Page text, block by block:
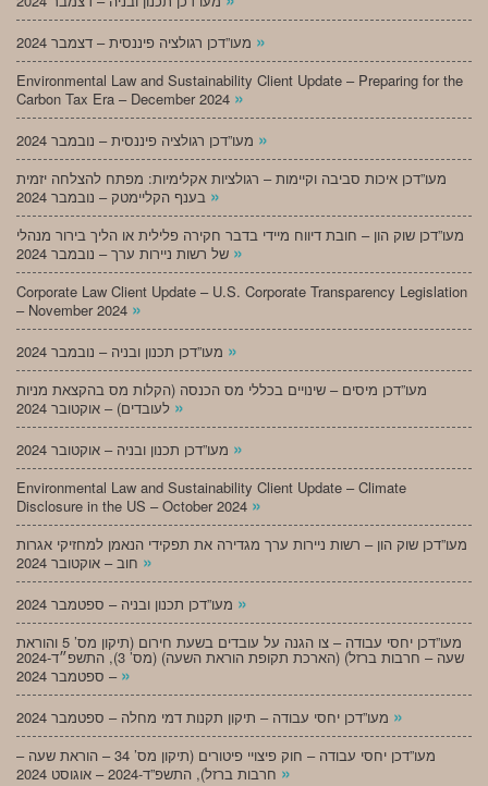
»
Environmental Law and Sustainability Client Update – Preparing for the
Carbon Tax Era – December 2024 »
»
מעו”דכן איכות סביבה וקיימות – רגולציות אקלימיות: מפתח להצלחה יזמית
»
מעו”דכן שוק הון – חובת דיווח מיידי בדבר חקירה פלילית או הליך בירור מנהלי
»
Corporate Law Client Update – U.S. Corporate Transparency Legislation
– November 2024 »
»
מעו”דכן מיסים – שינויים בכללי מס הכנסה (הקלות מס בהקצאת מניות
»
»
Environmental Law and Sustainability Client Update – Climate
Disclosure in the US – October 2024 »
מעו”דכן שוק הון – רשות ניירות ערך מגדירה את תפקידי הנאמן למחזיקי אגרות
»
»
מעו”דכן יחסי עבודה – צו הגנה על עובדים בשעת חירום (תיקון מס’ 5 והוראת
שעה – חרבות ברזל) (הארכת תקופת הוראת השעה) (מס’ 3), התשפ״ד-2024
– ספטמבר 2024 »
»
מעו”דכן יחסי עבודה – חוק פיצויי פיטורים (תיקון מס’ 34 – הוראת שעה –
»